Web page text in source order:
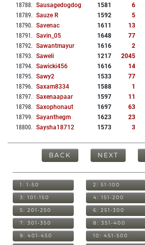
18788. Sausagedogdog 1581 6
18789. Sauze R 1592 5
18790. Savenac 1611 13
18791 . Savin_05 1648 77
18792. Sawantmayur 1616 2
18793. Saweli 1217 2045
18794. Sawicki456 1616 14
18795. Sawy2 1533 77
18796. Saxam8334 1588 1
18797. Saxenaapaar 1597 11
18798. Saxophonaut 1697 63
18799. Sayanthegm 1623 23
18800. Saysha18712 1573 3
BACK NEXT
1: 1-50 2: 51-100
3: 101-150 4: 151-200
5: 201-250 6: 251-300
7: 301-350 8: 351-400
9: 401-450 10: 451-500